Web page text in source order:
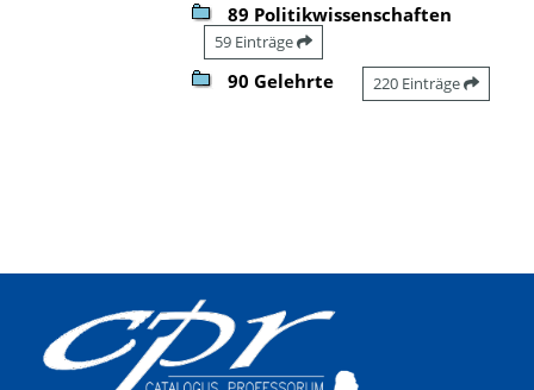
89 Politikwissenschaften
59 Einträge
90 Gelehrte 220 Einträge